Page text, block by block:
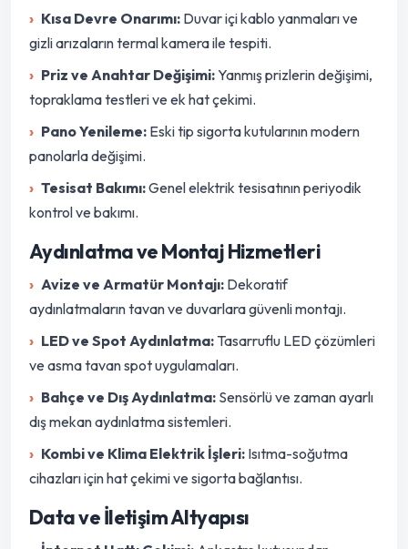
Kısa Devre Onarımı: Duvar içi kablo yanmaları ve
gizli arızaların termal kamera ile tespiti.
Priz ve Anahtar Değişimi:Yanmış prizlerin değişimi,
topraklama testleri ve ek hat çekimi.
Pano Yenileme: Eski tip sigorta kutularının modern
panolarla değişimi.
Tesisat Bakımı:Genel elektrik tesisatının periyodik
kontrol ve bakımı.
Aydınlatma ve Montaj Hizmetleri
Avize ve Armatür Montajı: Dekoratif
aydınlatmaların tavan ve duvarlara güvenli montajı.
LED ve Spot Aydınlatma: Tasarruflu LED çözümleri
ve asma tavan spot uygulamaları.
Bahçe ve Dış Aydınlatma: Sensörlü ve zaman ayarlı
dış mekan aydınlatma sistemleri.
Kombi ve Klima Elektrik İşleri: Isıtma-soğutma
cihazları için hat çekimi ve sigorta bağlantısı.
Data ve İletişim Altyapısı